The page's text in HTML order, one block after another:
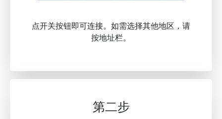
点开关按钮即可连接。如需选择其他地区，请
按地址栏。
第二步